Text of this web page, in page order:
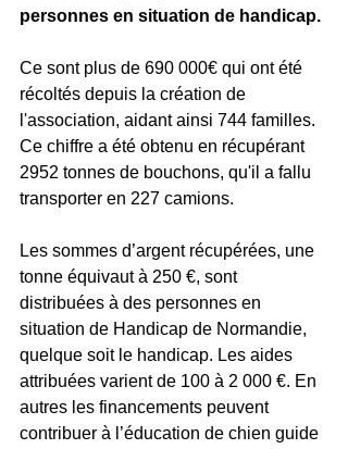
personnes en situation de handicap.
Ce sont plus de 690 000€ qui ont été
récoltés depuis la création de
l'association, aidant ainsi 744 familles.
Ce chiffre a été obtenu en récupérant
2952 tonnes de bouchons, qu'il a fallu
transporter en 227 camions.
Les sommes d’argent récupérées, une
tonne équivaut à 250 €, sont
distribuées à des personnes en
situation de Handicap de Normandie,
quelque soit le handicap. Les aides
attribuées varient de 100 à 2 000 €. En
autres les financements peuvent
contribuer à l’éducation de chien guide